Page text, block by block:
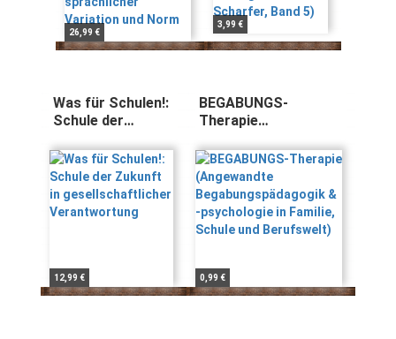
26,99 €
3,99 €
Was für Schulen!:
Schule der
gesellschaftlicher
Verantwortung
12,99 €
BEGABUNGS-
Therapie
Begabungspädagogik
& -psychologie in
Familie, Schule und
Berufswelt)
0,99 €